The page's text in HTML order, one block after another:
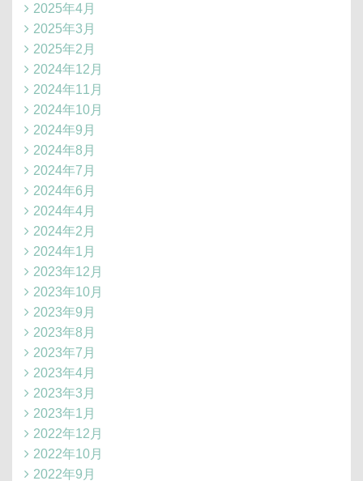
2025年4月
2025年3月
2025年2月
2024年12月
2024年11月
2024年10月
2024年9月
2024年8月
2024年7月
2024年6月
2024年4月
2024年2月
2024年1月
2023年12月
2023年10月
2023年9月
2023年8月
2023年7月
2023年4月
2023年3月
2023年1月
2022年12月
2022年10月
2022年9月